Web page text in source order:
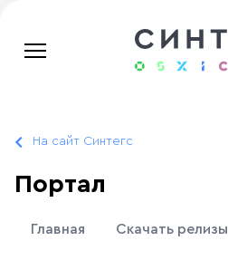
На сайт Синтегс
Портал
Главная Скачать релизы